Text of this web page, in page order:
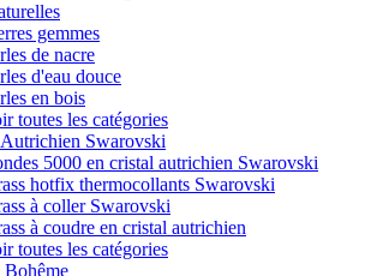
gemmes
de nacre
d'eau douce
en bois
toutes les catégories
Swarovski
5000 en cristal autrichien Swarovski
hotfix thermocollants Swarovski
à coller Swarovski
à coudre en cristal autrichien
toutes les catégories
Bohême